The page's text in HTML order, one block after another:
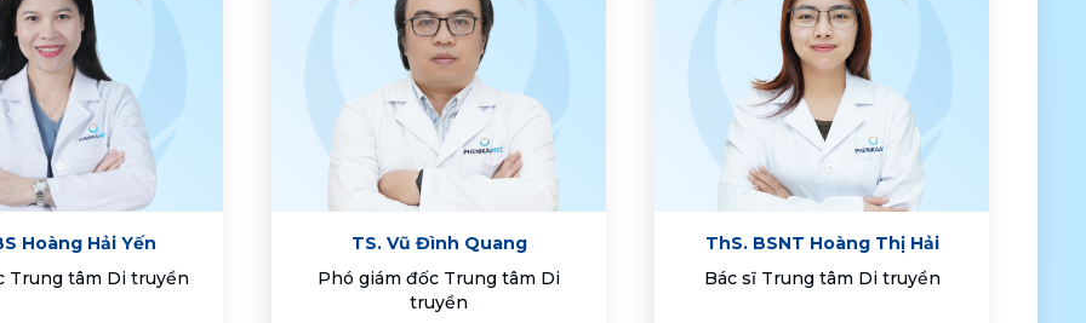
Hoàng Hải Yến
Trung tâm Di truyền
TS. Vũ Đình Quang
Phó giám đốc Trung tâm Di
truyền
ThS. BSNT Hoàng Thị Hải
Bác sĩ Trung tâm Di truyền